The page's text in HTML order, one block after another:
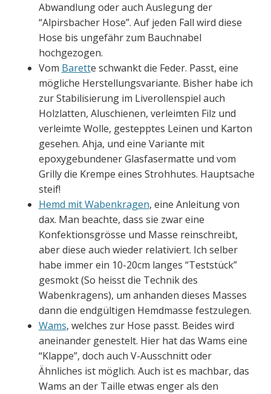
Abwandlung oder auch Auslegung der
“Alpirsbacher Hose”. Auf jeden Fall wird diese
Hose bis ungefähr zum Bauchnabel
hochgezogen.
Vom Barette schwankt die Feder. Passt, eine
mögliche Herstellungsvariante. Bisher habe ich
zur Stabilisierung im Liverollenspiel auch
Holzlatten, Aluschienen, verleimten Filz und
verleimte Wolle, gestepptes Leinen und Karton
gesehen. Ahja, und eine Variante mit
epoxygebundener Glasfasermatte und vom
Grilly die Krempe eines Strohhutes. Hauptsache
steif!
Hemd mit Wabenkragen, eine Anleitung von
dax. Man beachte, dass sie zwar eine
Konfektionsgrösse und Masse reinschreibt,
aber diese auch wieder relativiert. Ich selber
habe immer ein 10-20cm langes “Teststück”
gesmokt (So heisst die Technik des
Wabenkragens), um anhanden dieses Masses
dann die endgültigen Hemdmasse festzulegen.
Wams, welches zur Hose passt. Beides wird
aneinander genestelt. Hier hat das Wams eine
“Klappe”, doch auch V-Ausschnitt oder
Ähnliches ist möglich. Auch ist es machbar, das
Wams an der Taille etwas enger als den